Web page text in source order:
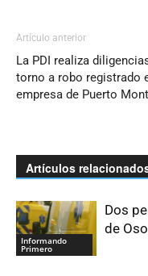
Artículo anterior
La PDI realiza
torno a robo registrado
empresa de Puerto
Artículos
Informando
Primero
Dos
de